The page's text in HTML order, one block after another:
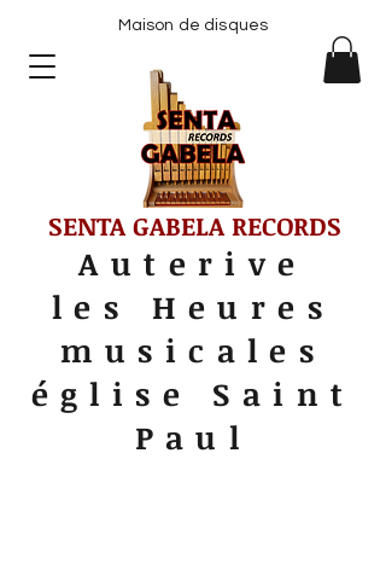
SENTA GABELA RECORDS
Maison de disques
Auterive
les Heures
musicales
église Saint
Paul